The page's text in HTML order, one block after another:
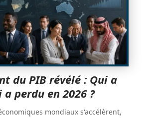
du PIB révélé : Qui a
perdu en 2026 ?
mondiaux s'accélèrent,